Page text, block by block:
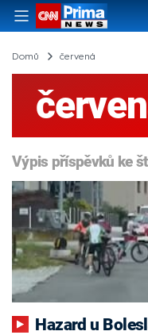
Domů červená
Výpis příspěvků ke